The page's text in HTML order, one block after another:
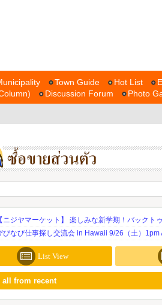
Town Guide Hot List
Discussion Forum Photo
【ニジヤマーケット】 楽しみな新学期！バックト
びなび仕事探し交流会 in Hawaii 9/26（土）1pm
List View
all from recent